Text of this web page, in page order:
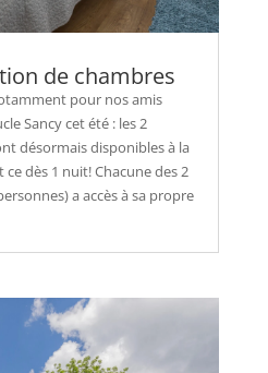
de chambres
pour nos amis
Sancy cet été : les 2
désormais disponibles à la
dès 1 nuit! Chacune des 2
a accès à sa propre